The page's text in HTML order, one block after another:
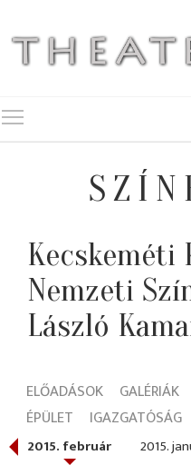
Kecskeméti
Nemzeti
László
ELŐADÁSOK GALÉRIÁK
ÉPÜLET
IGAZGATÓSÁG
2015. február 2015.